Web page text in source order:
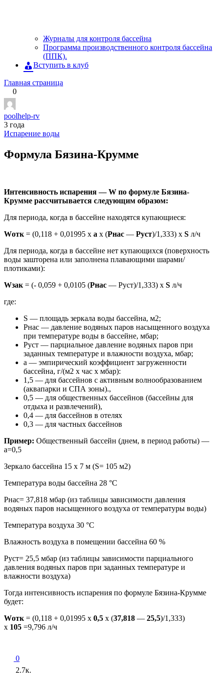
Журналы для контроля бассейна
Программа производственного контроля бассейна
(ППК).
Вступить в клуб
Главная страница
0
poolhelp-rv
3 года
Испарение воды
Формула Бязина-Крумме
Интенсивность испарения — W по формуле Бязина-
Крумме рассчитывается следующим образом:
Для периода, когда в бассейне находятся купающиеся:
Wотк = (0,118 + 0,01995 х а х (Рнас — Руст)/1,333) x S л/ч
Для периода, когда в бассейне нет купающихся (поверхность
воды зашторена или заполнена плавающими шарами/
плотиками):
Wзак = (- 0,059 + 0,0105 (Рнас — Руст)/1,333) x S л/ч
где:
S — площадь зеркала воды бассейна, м2;
Рнас — давление водяных паров насыщенного воздуха
при температуре воды в бассейне, мбар;
Руст — парциальное давление водяных паров при
заданных температуре и влажности воздуха, мбар;
а — эмпирический коэффициент загруженности
бассейна, г/(м2 х час х мбар):
1,5 — для бассейнов с активным волнообразованием
(аквапарки и СПА зоны).,
0,5 — для общественных бассейнов (бассейны для
отдыха и развлечений),
0,4 — для бассейнов в отелях
0,3 — для частных бассейнов
Пример: Общественный бассейн (днем, в период работы) —
а=0,5
Зеркало бассейна 15 х 7 м (S= 105 м2)
Температура воды бассейна 28 °С
Рнас= 37,818 мбар (из таблицы зависимости давления
водяных паров насыщенного воздуха от температуры воды)
Температура воздуха 30 °С
Влажность воздуха в помещении бассейна 60 %
Руст= 25,5 мбар (из таблицы зависимости парциального
давления водяных паров при заданных температуре и
влажности воздуха)
Тогда интенсивность испарения по формуле Бязина-Крумме
будет:
Wотк = (0,118 + 0,01995 х 0,5 х (37,818 — 25,5)/1,333)
x 105 =9,796 л/ч
0
2.7к.